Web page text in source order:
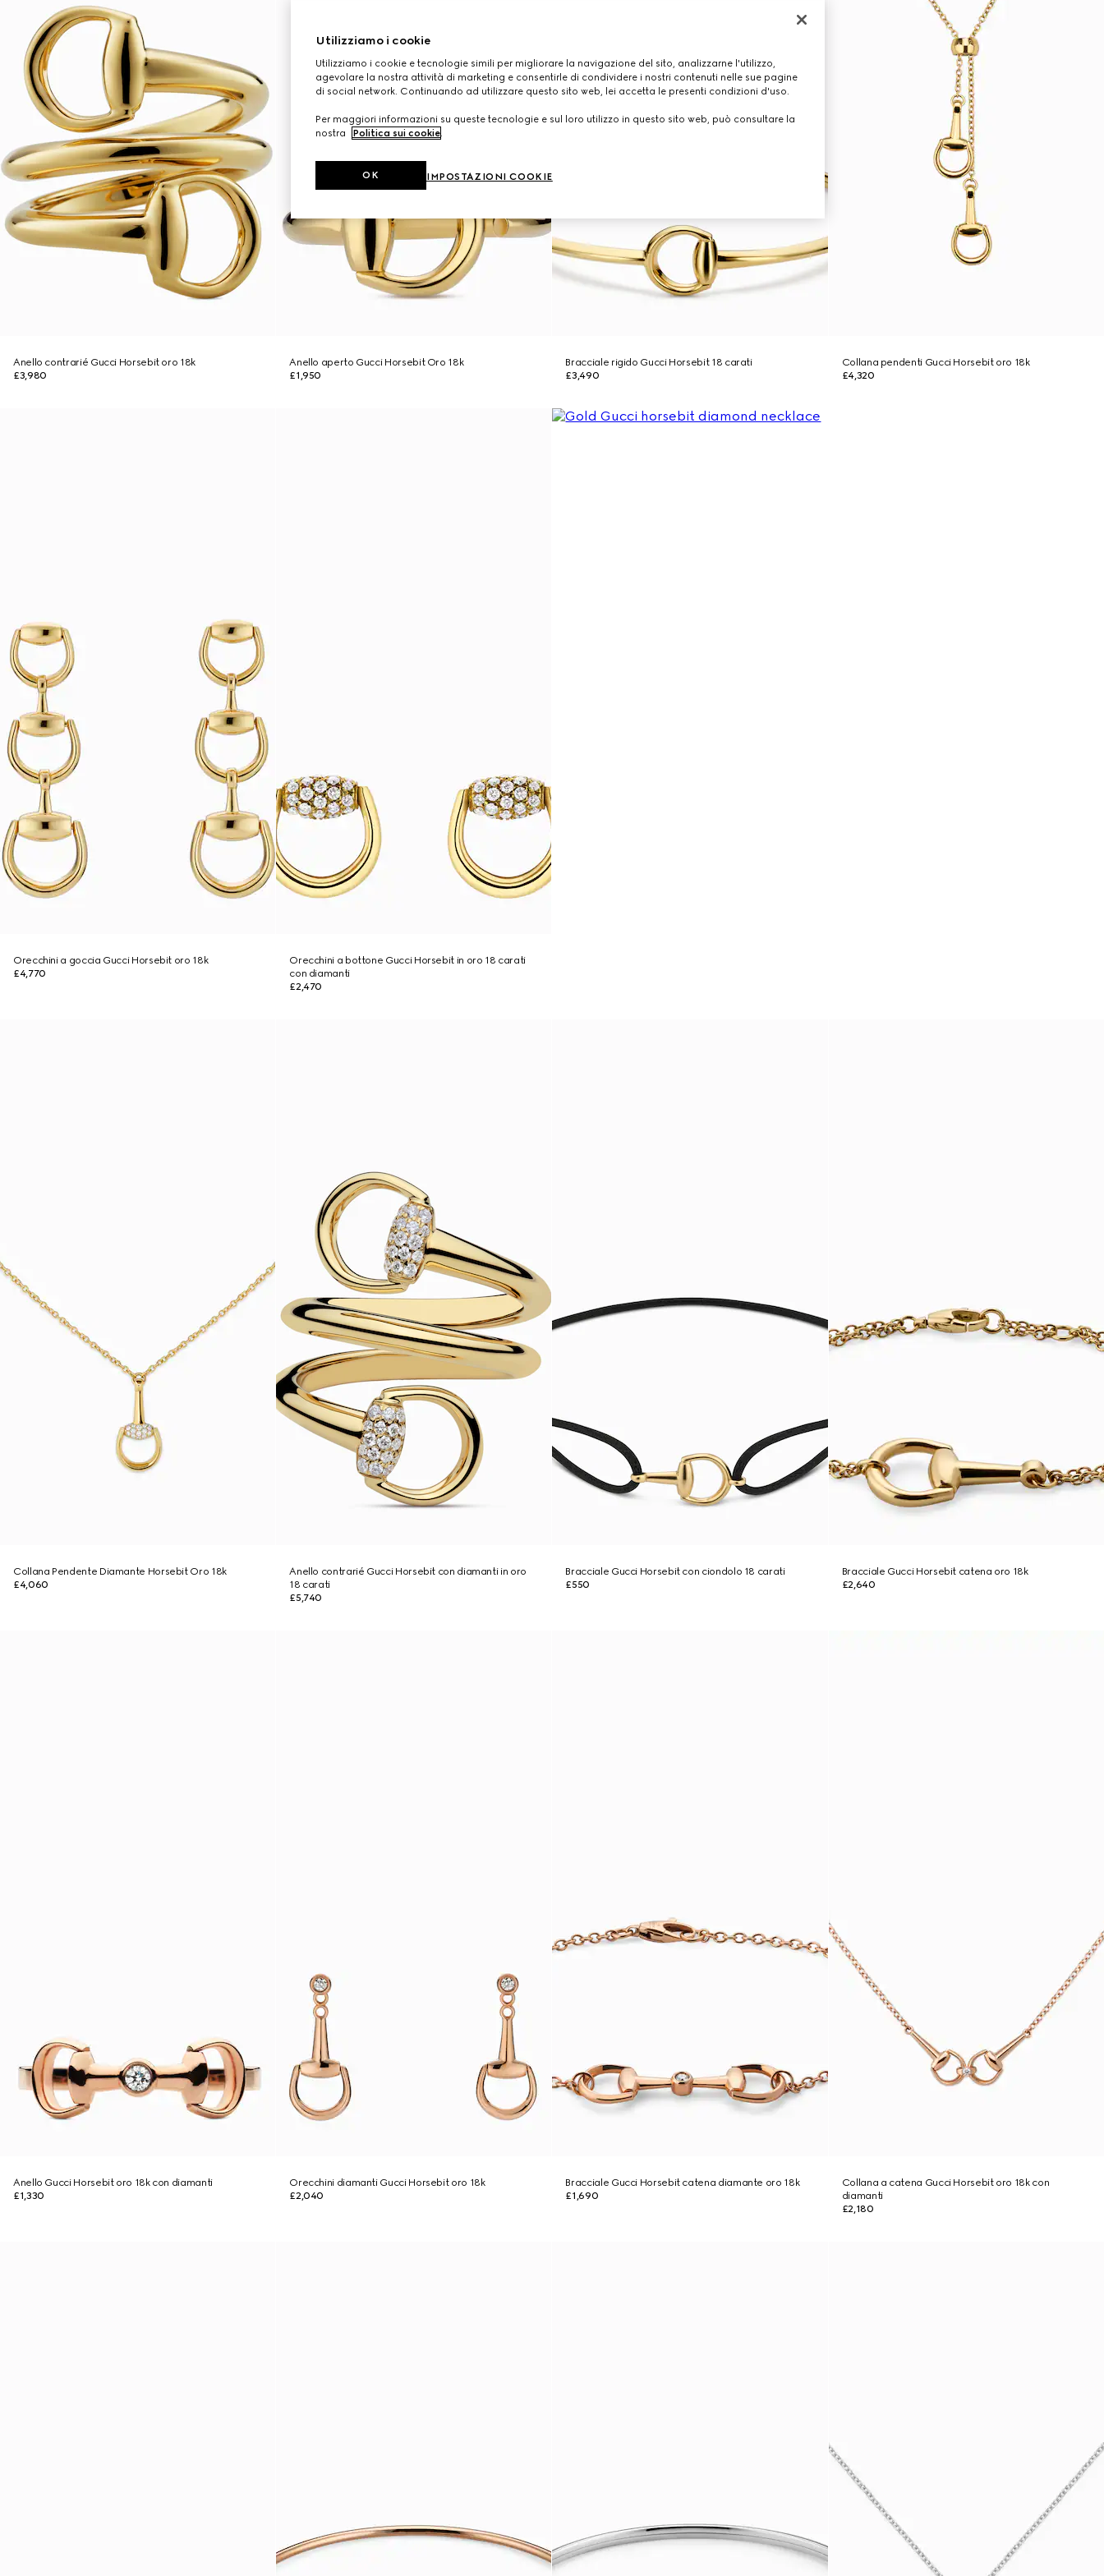
Anello contrarié Gucci Horsebit oro 18k
£3,980
Anello aperto Gucci Horsebit Oro 18k
£1,950
Bracciale rigido Gucci Horsebit 18 carati
£3,490
Collana pendenti Gucci Horsebit oro 18k
£4,320
Orecchini a goccia Gucci Horsebit oro 18k
£4,770
Orecchini a bottone Gucci Horsebit in oro 18 carati
con diamanti
£2,470
Collana Pendente Diamante Horsebit Oro 18k
£4,060
Anello contrarié Gucci Horsebit con diamanti in oro
18 carati
£5,740
Bracciale Gucci Horsebit con ciondolo 18 carati
£550
Bracciale Gucci Horsebit catena oro 18k
£2,640
Anello Gucci Horsebit oro 18k con diamanti
£1,330
Orecchini diamanti Gucci Horsebit oro 18k
£2,040
Bracciale Gucci Horsebit catena diamante oro 18k
£1,690
Collana a catena Gucci Horsebit oro 18k con
diamanti
£2,180
Utilizziamo i cookie
Utilizziamo i cookie e tecnologie simili per migliorare la navigazione del sito, analizzarne l'utilizzo,
agevolare la nostra attività di marketing e consentirle di condividere i nostri contenuti nelle sue pagine
di social network. Continuando ad utilizzare questo sito web, lei accetta le presenti condizioni d'uso.
Per maggiori informazioni su queste tecnologie e sul loro utilizzo in questo sito web, può consultare la
nostra
Politica sui cookie.
IMPOSTAZIONI COOKIE
OK